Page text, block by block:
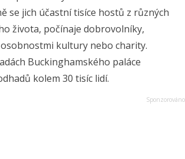
se jich účastní tisíce hostů z různých
života, počínaje dobrovolníky,
kultury nebo charity.
Buckinghamského paláce
kolem 30 tisíc lidí.